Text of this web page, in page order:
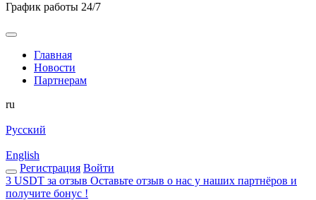
График работы 24/7
Главная
Новости
Партнерам
ru
Русский
English
Регистрация Войти
3 USDT за отзыв Оставьте отзыв о нас у наших партнёров и
получите бонус !